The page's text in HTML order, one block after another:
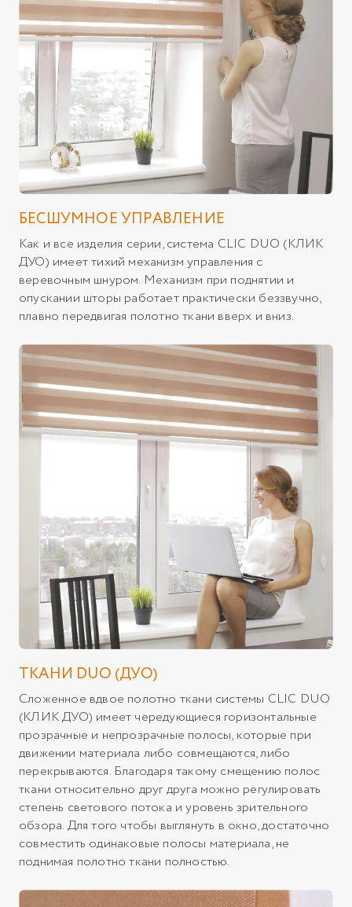
БЕСШУМНОЕ УПРАВЛЕНИЕ
Как и все изделия серии, система CLIC DUO (КЛИК
ДУО) имеет тихий механизм управления с
веревочным шнуром. Механизм при поднятии и
опускании шторы работает практически беззвучно,
плавно передвигая полотно ткани вверх и вниз.
ТКАНИ DUO (ДУО)
Сложенное вдвое полотно ткани системы CLIC DUO
(КЛИК ДУО) имеет чередующиеся горизонтальные
прозрачные и непрозрачные полосы, которые при
движении материала либо совмещаются, либо
перекрываются. Благодаря такому смещению полос
ткани относительно друг друга можно регулировать
степень светового потока и уровень зрительного
обзора. Для того чтобы выглянуть в окно, достаточно
совместить одинаковые полосы материала, не
поднимая полотно ткани полностью.